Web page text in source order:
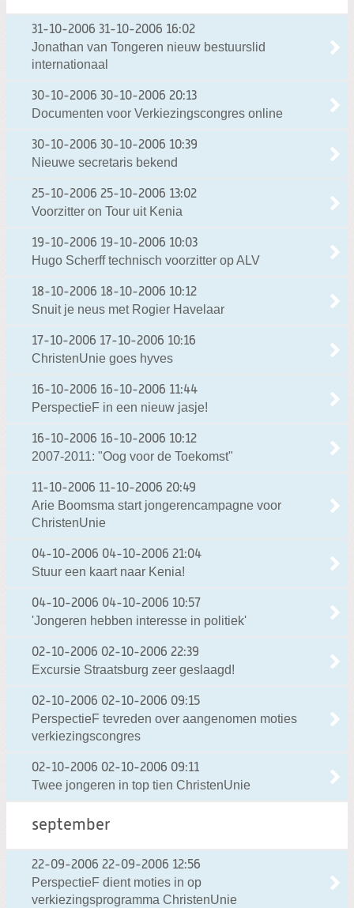
31-10-2006 31-10-2006 16:02
Jonathan van Tongeren nieuw bestuurslid
internationaal
30-10-2006 30-10-2006 20:13
Documenten voor Verkiezingscongres online
30-10-2006 30-10-2006 10:39
Nieuwe secretaris bekend
25-10-2006 25-10-2006 13:02
Voorzitter on Tour uit Kenia
19-10-2006 19-10-2006 10:03
Hugo Scherff technisch voorzitter op ALV
18-10-2006 18-10-2006 10:12
Snuit je neus met Rogier Havelaar
17-10-2006 17-10-2006 10:16
ChristenUnie goes hyves
16-10-2006 16-10-2006 11:44
PerspectieF in een nieuw jasje!
16-10-2006 16-10-2006 10:12
2007-2011: "Oog voor de Toekomst"
11-10-2006 11-10-2006 20:49
Arie Boomsma start jongerencampagne voor
ChristenUnie
04-10-2006 04-10-2006 21:04
Stuur een kaart naar Kenia!
04-10-2006 04-10-2006 10:57
'Jongeren hebben interesse in politiek'
02-10-2006 02-10-2006 22:39
Excursie Straatsburg zeer geslaagd!
02-10-2006 02-10-2006 09:15
PerspectieF tevreden over aangenomen moties
verkiezingscongres
02-10-2006 02-10-2006 09:11
Twee jongeren in top tien ChristenUnie
september
22-09-2006 22-09-2006 12:56
PerspectieF dient moties in op
verkiezingsprogramma ChristenUnie